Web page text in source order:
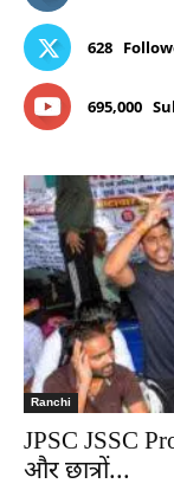
628
695,000
Ranchi
JPSC JSSC
और छात्रों...